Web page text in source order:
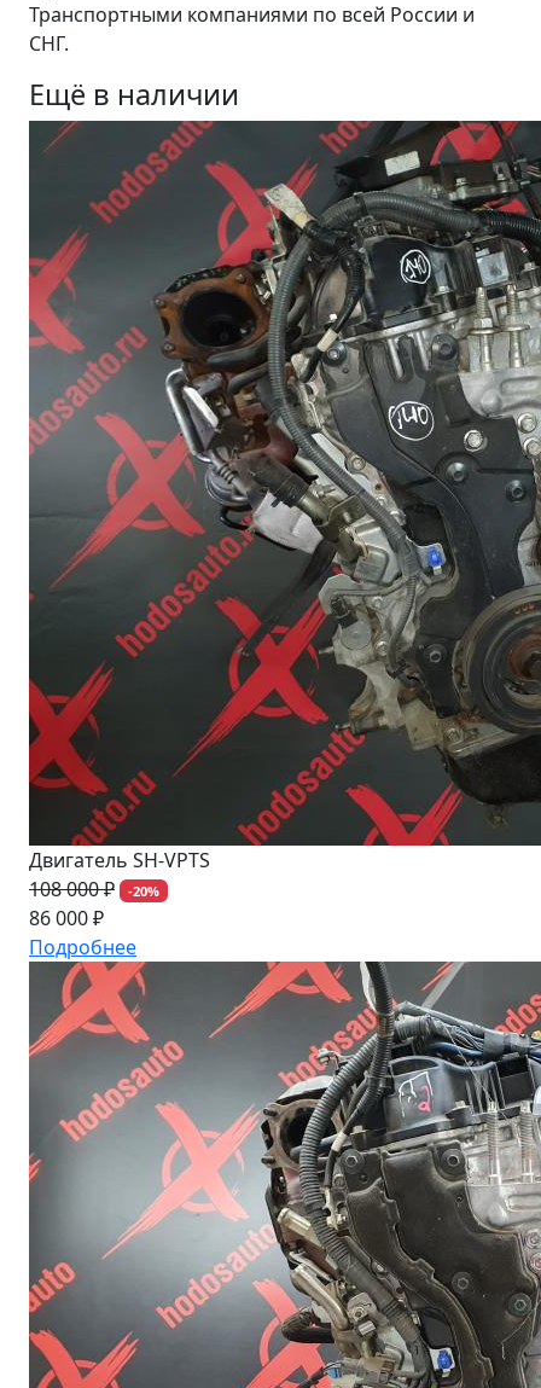
Транспортными компаниями по всей России и
СНГ.
Ещё в наличии
Двигатель SH-VPTS
108 000 ₽
-20%
86 000 ₽
Подробнее